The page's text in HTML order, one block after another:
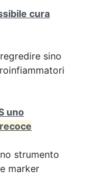
cura
sino
uno
strumento
marker